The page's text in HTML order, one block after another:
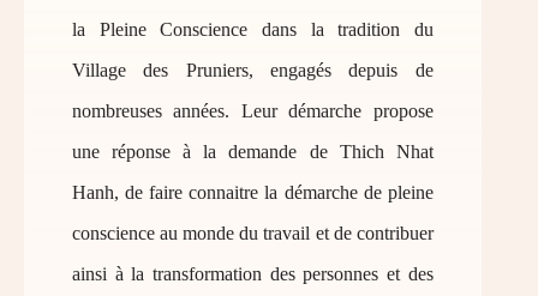
la Pleine Conscience dans la tradition du
Village des Pruniers, engagés depuis de
nombreuses années. Leur démarche propose
une réponse à la demande de Thich Nhat
Hanh, de faire connaitre la démarche de pleine
conscience au monde du travail et de contribuer
ainsi à la transformation des personnes et des